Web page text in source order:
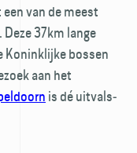
van de meest
37km lange
Koninklijke bossen
aan het
is dé uitvals­